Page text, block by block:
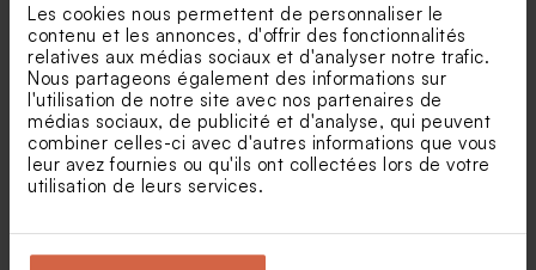
Les cookies nous permettent de personnaliser le
contenu et les annonces, d'offrir des fonctionnalités
relatives aux médias sociaux et d'analyser notre trafic.
Nous partageons également des informations sur
l'utilisation de notre site avec nos partenaires de
médias sociaux, de publicité et d'analyse, qui peuvent
combiner celles-ci avec d'autres informations que vous
leur avez fournies ou qu'ils ont collectées lors de votre
utilisation de leurs services.
Sticker tube à bulles